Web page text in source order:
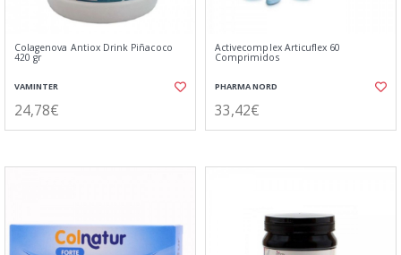
Colagenova Antiox Drink Piñacoco
420 gr
VAMINTER
24,78€
Activecomplex Articuflex 60
Comprimidos
PHARMA NORD
33,42€